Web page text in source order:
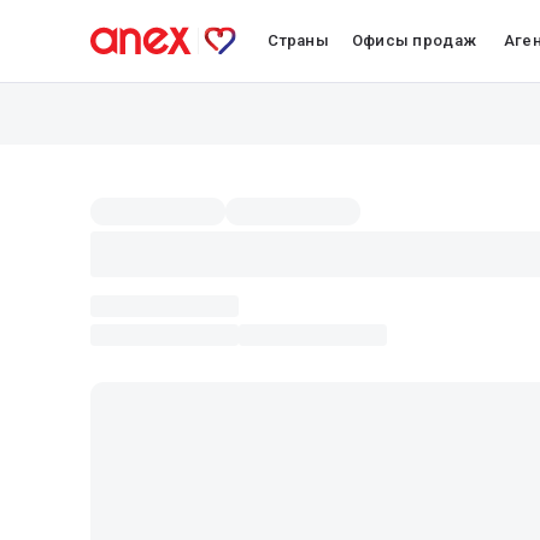
Страны Офисы продаж